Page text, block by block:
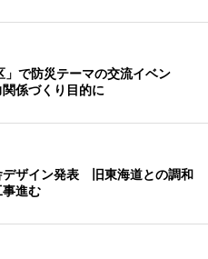
で防災テーマの交流イベン
係づくり目的に
デザイン発表 旧東海道との調和
進む